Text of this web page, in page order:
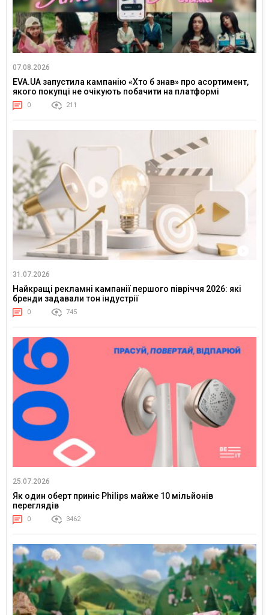
07.08.2026
EVA.UA запустила кампанію «Хто б знав» про асортимент,
якого покупці не очікують побачити на платформі
0 211
31.07.2026
Найкращі рекламні кампанії першого півріччя 2026: які
бренди задавали тон індустрії
0 745
25.07.2026
Як один оберт приніс Philips майже 10 мільйонів
переглядів
0 3462